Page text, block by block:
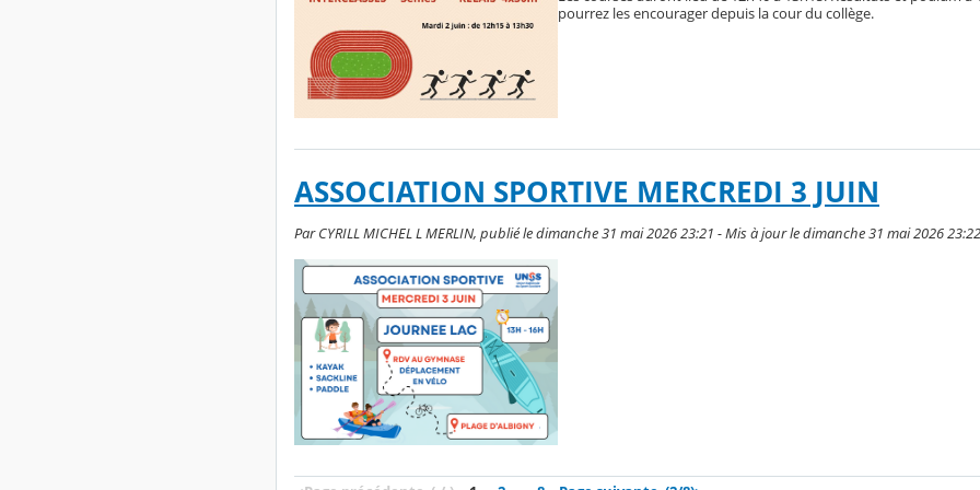
pourrez les encourager depuis la cour du collège.
ASSOCIATION SPORTIVE MERCREDI 3 JUIN
Par CYRILL MICHEL L MERLIN, publié le dimanche 31 mai 2026 23:21 - Mis à jour le dimanche 31 mai 2026 23:22